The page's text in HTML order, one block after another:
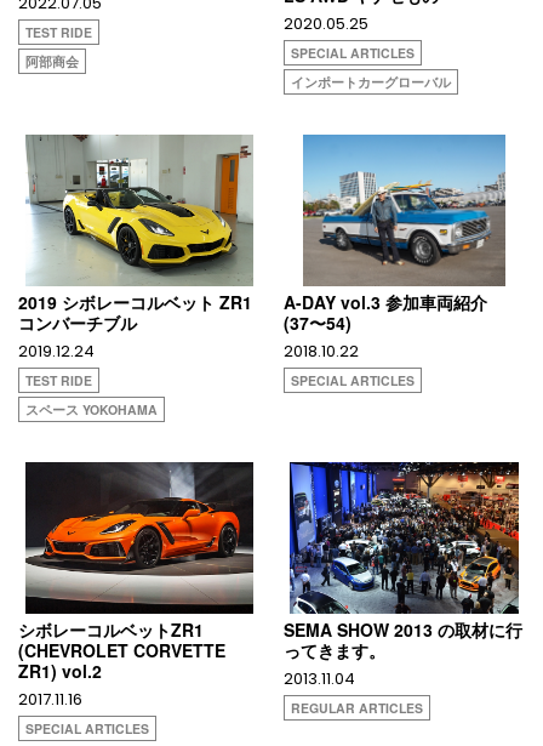
TEST RIDE
阿部商会
2020.05.25
SPECIAL ARTICLES
インポートカーグローバル
2019 シボレーコルベット ZR1
コンバーチブル
2019.12.24
TEST RIDE
スペース YOKOHAMA
A-DAY vol.3 参加車両紹介
(37〜54)
2018.10.22
SPECIAL ARTICLES
シボレーコルベットZR1
(CHEVROLET CORVETTE
ZR1) vol.2
2017.11.16
SPECIAL ARTICLES
SEMA SHOW 2013 の取材に行
ってきます。
2013.11.04
REGULAR ARTICLES